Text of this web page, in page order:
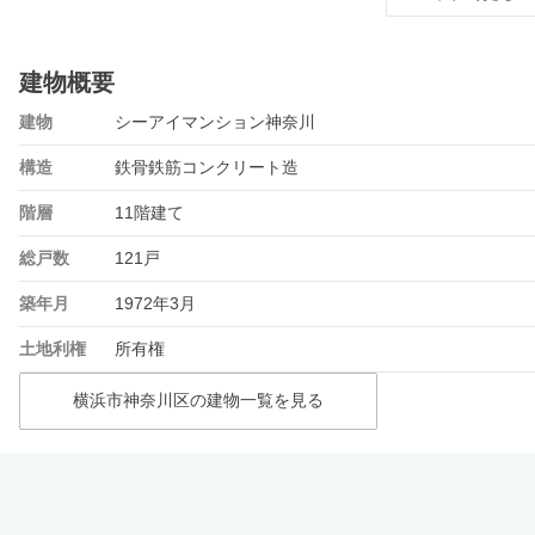
建物概要
建物 シーアイマンション神奈川
構造 鉄骨鉄筋コンクリート造
階層 11階建て
総戸数 121戸
築年月 1972年3月
土地利権 所有権
横浜市神奈川区の建物一覧を見る